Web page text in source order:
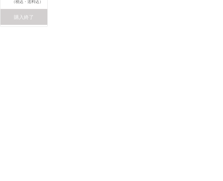
（税込・送料込）
購入終了